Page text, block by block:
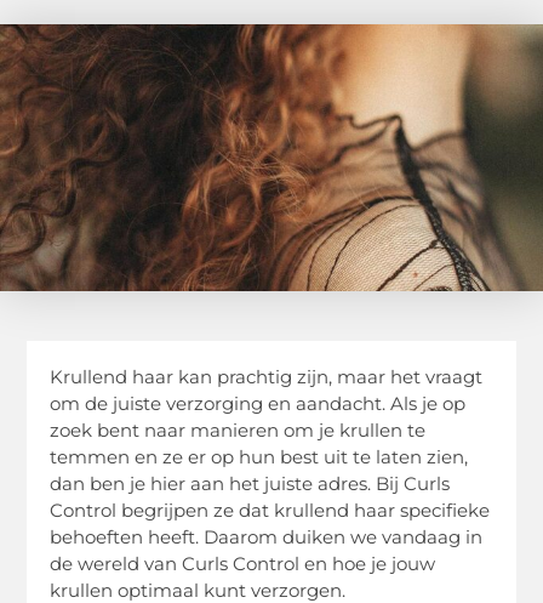
Krullend haar kan prachtig zijn, maar het vraagt
om de juiste verzorging en aandacht. Als je op
zoek bent naar manieren om je krullen te
temmen en ze er op hun best uit te laten zien,
dan ben je hier aan het juiste adres. Bij Curls
Control begrijpen ze dat krullend haar specifieke
behoeften heeft. Daarom duiken we vandaag in
de wereld van Curls Control en hoe je jouw
krullen optimaal kunt verzorgen.